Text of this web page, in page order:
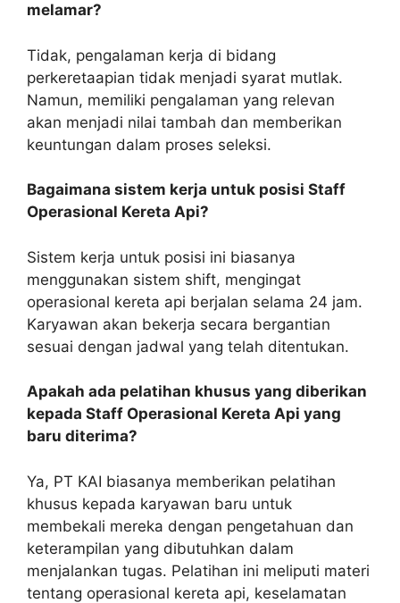
melamar?
Tidak, pengalaman kerja di bidang
perkeretaapian tidak menjadi syarat mutlak.
Namun, memiliki pengalaman yang relevan
akan menjadi nilai tambah dan memberikan
keuntungan dalam proses seleksi.
Bagaimana sistem kerja untuk posisi Staff
Operasional Kereta Api?
Sistem kerja untuk posisi ini biasanya
menggunakan sistem shift, mengingat
operasional kereta api berjalan selama 24 jam.
Karyawan akan bekerja secara bergantian
sesuai dengan jadwal yang telah ditentukan.
Apakah ada pelatihan khusus yang diberikan
kepada Staff Operasional Kereta Api yang
baru diterima?
Ya, PT KAI biasanya memberikan pelatihan
khusus kepada karyawan baru untuk
membekali mereka dengan pengetahuan dan
keterampilan yang dibutuhkan dalam
menjalankan tugas. Pelatihan ini meliputi materi
tentang operasional kereta api, keselamatan